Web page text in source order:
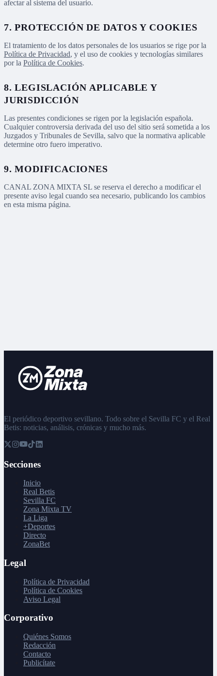
afectar al sistema del usuario.
7. PROTECCIÓN DE DATOS Y COOKIES
El tratamiento de los datos personales de los usuarios se rige por la
Política de Privacidad, y el uso de cookies y tecnologías similares
por la Política de Cookies.
8. LEGISLACIÓN APLICABLE Y
JURISDICCIÓN
Las presentes condiciones se rigen por la legislación española.
Cualquier controversia derivada del uso del sitio será sometida a los
Juzgados y Tribunales de Sevilla, salvo que la normativa aplicable
determine otro fuero imperativo.
9. MODIFICACIONES
CANAL ZONA MIXTA SL se reserva el derecho a modificar el
presente aviso legal cuando sea necesario, publicando los cambios
en esta misma página.
El periódico deportivo sevillano. Todo sobre el Sevilla FC y el Real
Betis: noticias, análisis, crónicas y mucho más.
Secciones
Inicio
Real Betis
Sevilla FC
Zona Mixta TV
La Liga
+Deportes
Directo
ZonaBet
Legal
Política de Privacidad
Política de Cookies
Aviso Legal
Corporativo
Quiénes Somos
Redacción
Contacto
Publicítate